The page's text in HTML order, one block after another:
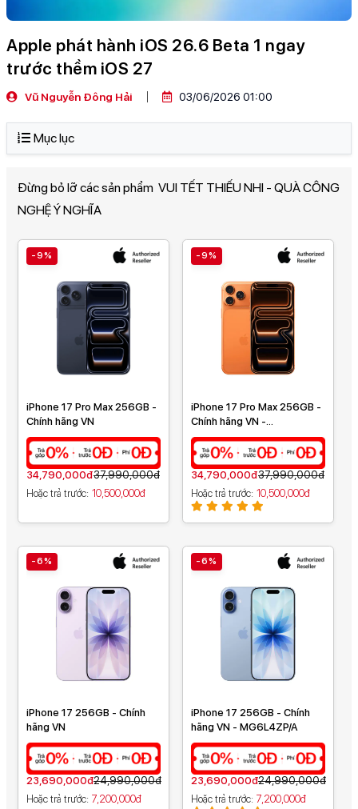
Apple phát hành iOS 26.6 Beta 1 ngay
trước thềm iOS 27
Vũ Nguyễn Đông Hải 03/06/2026 01:00
Mục lục
Đừng bỏ lỡ các sản phẩm VUI TẾT THIẾU NHI - QUÀ CÔNG
NGHỆ Ý NGHĨA
-9%
iPhone 17 Pro Max 256GB -
Chính hãng VN
34,790,000đ37,990,000đ
Hoặc trả trước 10,500,000đ
-9%
iPhone 17 Pro Max 256GB -
Chính hãng VN -
MFYN4ZP/A
34,790,000đ37,990,000đ
Hoặc trả trước 10,500,000đ
-6%
iPhone 17 256GB - Chính
hãng VN
23,690,000đ24,990,000đ
Hoặc trả trước 7,200,000đ
-6%
iPhone 17 256GB - Chính
hãng VN - MG6L4ZP/A
23,690,000đ24,990,000đ
Hoặc trả trước 7,200,000đ